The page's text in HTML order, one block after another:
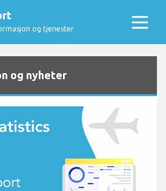
og tjenester
og nyheter